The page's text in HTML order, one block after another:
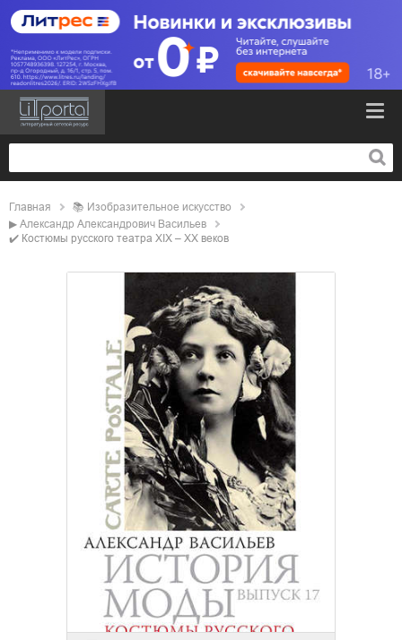
Главная 📚
изобразительное искусство
▶ Александр Александрович Васильев
✔️ Костюмы русского театра XIX – XX веков